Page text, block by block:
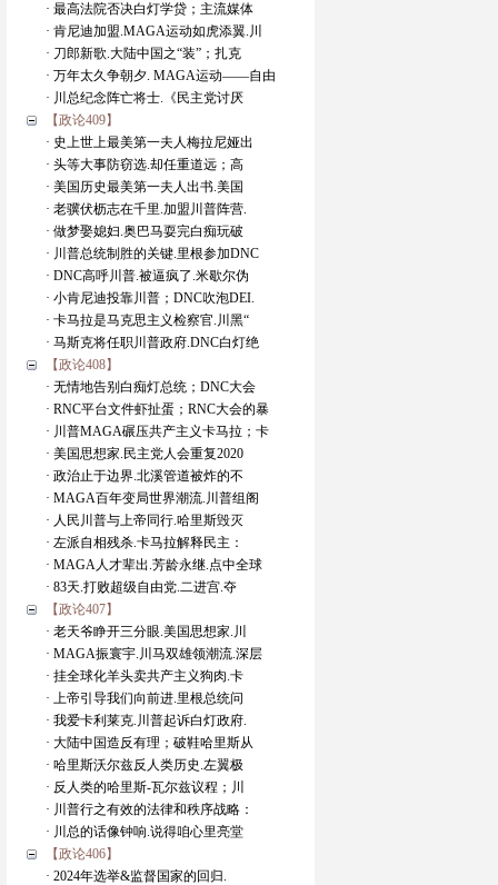
· 最高法院否决白灯学贷；主流媒体
· 肯尼迪加盟.MAGA运动如虎添翼.川
· 刀郎新歌.大陆中国之“装”；扎克
· 万年太久争朝夕. MAGA运动——自由
· 川总纪念阵亡将士.《民主党讨厌
【政论409】
· 史上世上最美第一夫人梅拉尼娅出
· 头等大事防窃选.却任重道远；高
· 美国历史最美第一夫人出书.美国
· 老骥伏枥志在千里.加盟川普阵营.
· 做梦娶媳妇.奥巴马耍完白痴玩破
· 川普总统制胜的关键.里根参加DNC
· DNC高呼川普.被逼疯了.米歇尔伪
· 小肯尼迪投靠川普；DNC吹泡DEI.
· 卡马拉是马克思主义检察官.川黑“
· 马斯克将任职川普政府.DNC白灯绝
【政论408】
· 无情地告别白痴灯总统；DNC大会
· RNC平台文件虾扯蛋；RNC大会的暴
· 川普MAGA碾压共产主义卡马拉；卡
· 美国思想家.民主党人会重复2020
· 政治止于边界.北溪管道被炸的不
· MAGA百年变局世界潮流.川普组阁
· 人民川普与上帝同行.哈里斯毁灭
· 左派自相残杀.卡马拉解释民主：
· MAGA人才辈出.芳龄永继.点中全球
· 83天.打败超级自由党.二进宫.夺
【政论407】
· 老天爷睁开三分眼.美国思想家.川
· MAGA振寰宇.川马双雄领潮流.深层
· 挂全球化羊头卖共产主义狗肉.卡
· 上帝引导我们向前进.里根总统问
· 我爱卡利莱克.川普起诉白灯政府.
· 大陆中国造反有理；破鞋哈里斯从
· 哈里斯沃尔兹反人类历史.左翼极
· 反人类的哈里斯-瓦尔兹议程；川
· 川普行之有效的法律和秩序战略：
· 川总的话像钟响.说得咱心里亮堂
【政论406】
· 2024年选举&监督国家的回归.